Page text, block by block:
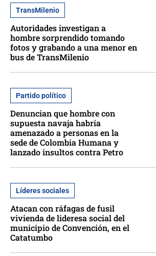
TransMilenio
Autoridades investigan a
hombre sorprendido tomando
fotos y grabando a una menor en
bus de TransMilenio
Partido político
Denuncian que hombre con
supuesta navaja habría
amenazado a personas en la
sede de Colombia Humana y
lanzado insultos contra Petro
Líderes sociales
Atacan con ráfagas de fusil
vivienda de lideresa social del
municipio de Convención, en el
Catatumbo